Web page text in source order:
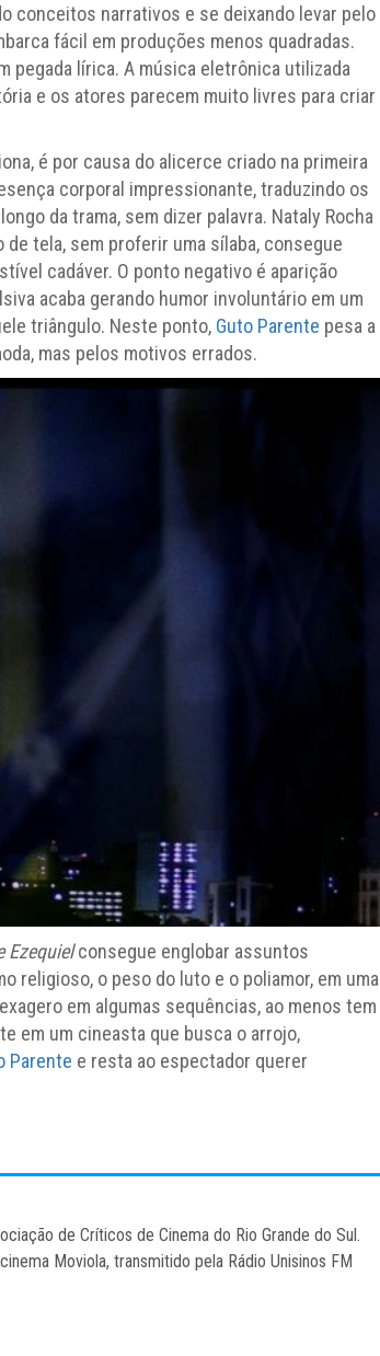
conceitos narrativos e se deixando levar pelo
fácil em produções menos quadradas.
pegada lírica. A música eletrônica utilizada
e os atores parecem muito livres para criar
é por causa do alicerce criado na primeira
corporal impressionante, traduzindo os
da trama, sem dizer palavra. Nataly Rocha
tela, sem proferir uma sílaba, consegue
cadáver. O ponto negativo é aparição
acaba gerando humor involuntário em um
triângulo. Neste ponto, Guto Parente pesa a
mas pelos motivos errados.
Ezequielconsegue englobar assuntos
religioso, o peso do luto e o poliamor, em uma
em algumas sequências, ao menos tem
em um cineasta que busca o arrojo,
Parente e resta ao espectador querer
de Críticos de Cinema do Rio Grande do Sul.
Moviola, transmitido pela Rádio Unisinos FM